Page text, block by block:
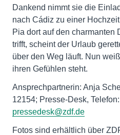
Dankend nimmt sie die
nach Cádiz zu einer
Pia dort auf den charmanten
trifft, scheint der Urlaub
über den Weg läuft. Nun
ihren Gefühlen steht.
Ansprechpartnerin: Anja
12154; Presse-Desk,
pressedesk@zdf.de
Fotos sind erhältlich über